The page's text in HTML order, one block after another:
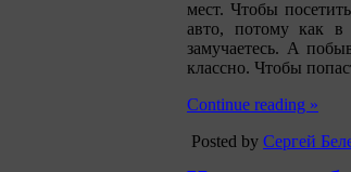
мест. Чтобы
авто, потому как в
замучаетесь. А
классно. Чтобы
Continue reading »
Posted by Сергей